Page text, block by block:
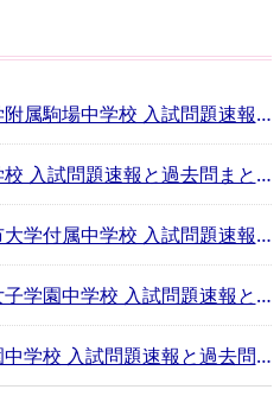
【2026年】筑波大学附属駒場中学校 入試問題速報と過去問まとめ
【2026年】浅野中学校 入試問題速報と過去問まとめ
【2026年】東京都市大学付属中学校 入試問題速報と過去問まとめ
【2026年】豊島岡女子学園中学校 入試問題速報と過去問まとめ
【2026年】栄光学園中学校 入試問題速報と過去問まとめ